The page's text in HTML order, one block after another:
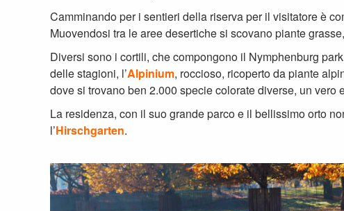
L’Hirschgarten
La particolarità per cui è conosciuto il parco è la
impareggiabili birre Augustiner e Brauhaus Tegernsee